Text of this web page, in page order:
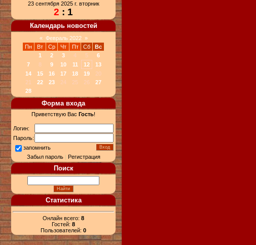
23 сентября 2025 г. вторник
2 : 1
Календарь новостей
« Февраль 2022 »
Пн
Вт Ср Чт Пт Сб
Вс
1
2 3 4 5
6
7
8 9 10 11 12
13
14
15 16 17 18 19
20
21
22 23 24 25 26
27
28
Форма входа
Приветствую Вас Гость!
Логин:
Пароль:
запомнить
Забыл пароль| Регистрация
Поиск
Статистика
Онлайн всего: 8
Гостей: 8
Пользователей: 0